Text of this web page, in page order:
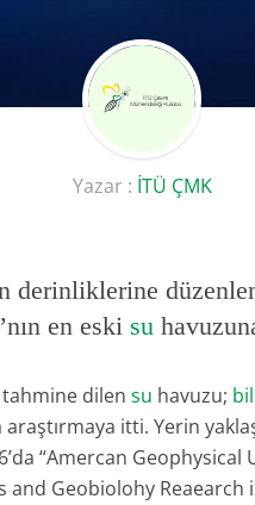
Yazar : İTÜ ÇMK
derinliklerine
en eski su
dilen su havuzu;
itti. Yerin
“Amercan Geophysical
and Geobiolohy Reaearch